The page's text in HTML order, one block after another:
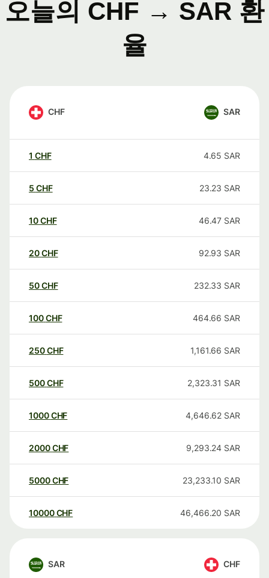
오늘의 CHF → SAR 환
율
CHF SAR
1 CHF 4.65 SAR
5 CHF 23.23 SAR
10CHF 46.47 SAR
20CHF 92.93 SAR
50CHF 232.33 SAR
100CHF 464.66 SAR
250CHF 1,161.66 SAR
500CHF 2,323.31 SAR
1000CHF 4,646.62 SAR
2000CHF 9,293.24 SAR
5000CHF 23,233.10 SAR
10000 CHF 46,466.20 SAR
SAR CHF